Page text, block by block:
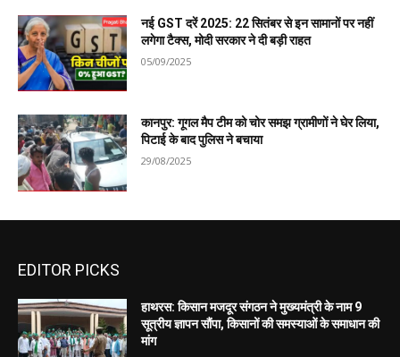
नई GST दरें 2025: 22 सितंबर से इन सामानों पर नहीं
लगेगा टैक्स, मोदी सरकार ने दी बड़ी राहत
05/09/2025
कानपुर: गूगल मैप टीम को चोर समझ ग्रामीणों ने घेर लिया,
पिटाई के बाद पुलिस ने बचाया
29/08/2025
EDITOR PICKS
हाथरस: किसान मजदूर संगठन ने मुख्यमंत्री के नाम 9
सूत्रीय ज्ञापन सौंपा, किसानों की समस्याओं के समाधान की
मांग